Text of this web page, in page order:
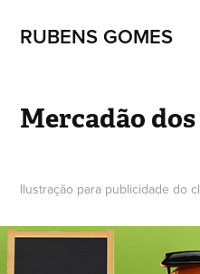
RUBENS GOMES
Mercadão
Ilustração para publicidade do